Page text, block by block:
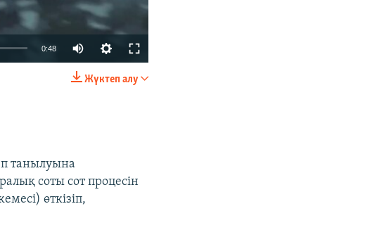
БӨЛІСІҢІЗ
0:48
Жүктеп алу
танылуына
соты сот процесін
өткізіп,